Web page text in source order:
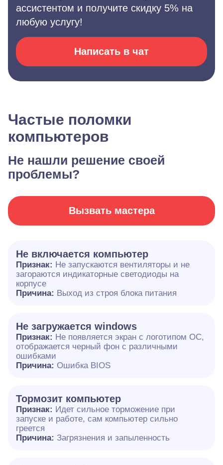
ассистентом и получите скидку 5% на
любую услугу!
Написать в чат
Частые поломки
компьютеров
Не нашли решение своей
проблемы?
Вызвать мастера
Не включается компьютер
Признак: Не запускаются вентиляторы и не
загораются индикаторные светодиоды на
корпусе
Причина: Выход из строя блока питания
Не загружается windows
Признак: Не появляется экран с логотипом ОС,
отображается черный фон с различными
ошибками
Причина: Ошибка BIOS
Тормозит компьютер
Признак: Идет сильное торможение при
запуске и работе, сам компьютер сильно
греется
Причина: Загрязнения и запыленность